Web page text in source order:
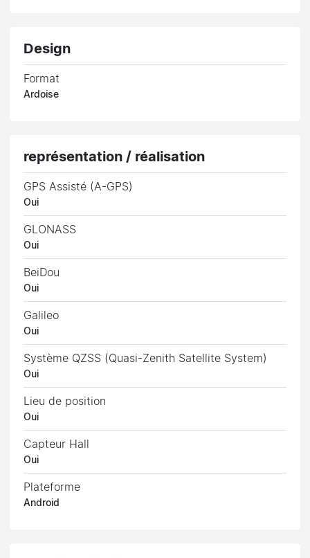
Design
Format
Ardoise
représentation / réalisation
GPS Assisté (A-GPS)
Oui
GLONASS
Oui
BeiDou
Oui
Galileo
Oui
Système QZSS (Quasi-Zenith Satellite System)
Oui
Lieu de position
Oui
Capteur Hall
Oui
Plateforme
Android